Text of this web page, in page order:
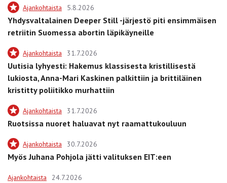
Ajankohtaista 5.8.2026
Yhdysvaltalainen Deeper Still -järjestö piti ensimmäisen
retriitin Suomessa abortin läpikäyneille
Ajankohtaista 31.7.2026
Uutisia lyhyesti: Hakemus klassisesta kristillisestä
lukiosta, Anna-Mari Kaskinen palkittiin ja brittiläinen
kristitty poliitikko murhattiin
Ajankohtaista 31.7.2026
Ruotsissa nuoret haluavat nyt raamattukouluun
Ajankohtaista 30.7.2026
Myös Juhana Pohjola jätti valituksen EIT:een
Ajankohtaista 24.7.2026